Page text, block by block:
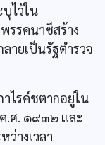
ไว้ใน
รรคนาซีสร้าง
ายเป็นรัฐตำรวจ
ไรค์ชตากอยู่ใน
.ศ. ๑๙๓๒ และ
างเวลา